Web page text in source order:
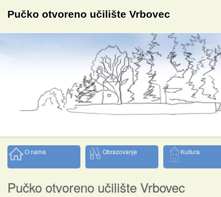
Pučko otvoreno učilište Vrbovec
O nama Obrazovanje Kultura
Pučko otvoreno učilište Vrbovec